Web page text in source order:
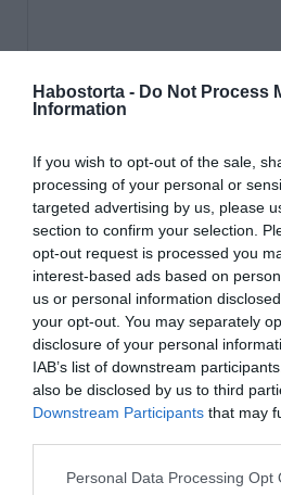
Habostorta - Do Not Process
Information
If you wish to opt-out of the sale,
processing of your personal or
targeted advertising by us, please
section to confirm your selection.
opt-out request is processed you
interest-based ads based on
us or personal information
your opt-out. You may separately
disclosure of your personal
IAB’s list of downstream
also be disclosed by us to third
Downstream Participants that may
Please note that this website/app
Personal Data Processing Opt